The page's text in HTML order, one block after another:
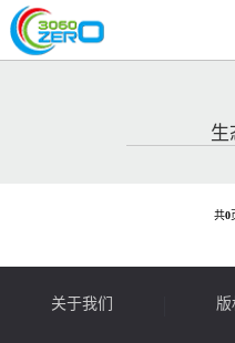
生
共0
关于我们 版